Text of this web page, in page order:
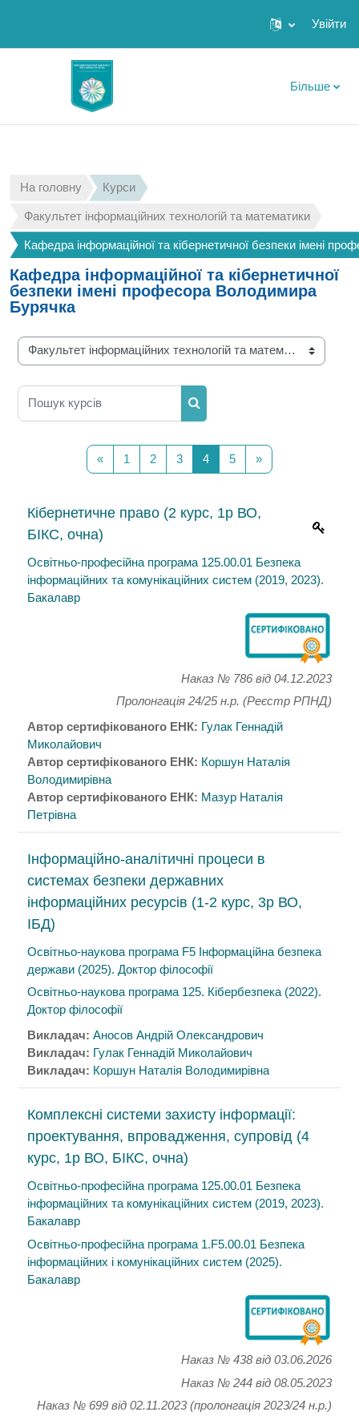
Увійти
Більше
На головну Курси
Факультет інформаційних технологій та математики
Кафедра інформаційної та кібернетичної безпеки імені
Кафедра інформаційної та кібернетичної
безпеки імені професора Володимира
Бурячка
Категорії курсів
Пошук курсів
Пошук курсів
«Попередня сторінка
1 Сторінка 1
2Сторінка 2
3Сторінка 3
4Сторінка 4
5Сторінка 5
»Наступна
Кібернетичне право (2 курс, 1р ВО,
БІКС, очна)
Освітньо-професійна програма 125.00.01 Безпека
інформаційних та комунікаційних систем (2019, 2023).
Бакалавр
Наказ № 786 від 04.12.2023
Пролонгація 24/25 н.р. (Реєстр РПНД)
Автор сертифікованого ЕНК: Гулак Геннадій
Миколайович
Автор сертифікованого ЕНК: Коршун Наталія
Володимирівна
Автор сертифікованого ЕНК: Мазур Наталія
Петрівна
Інформаційно-аналітичні процеси в
системах безпеки державних
інформаційних ресурсів (1-2 курс, 3р ВО,
ІБД)
Освітньо-наукова програма F5 Інформаційна безпека
держави (2025). Доктор філософії
Освітньо-наукова програма 125. Кібербезпека (2022).
Доктор філософії
Викладач:Аносов Андрій Олександрович
Викладач: Гулак Геннадій Миколайович
Викладач: Коршун Наталія Володимирівна
Комплексні системи захисту інформації:
проектування, впровадження, супровід (4
курс, 1р ВО, БІКС, очна)
Освітньо-професійна програма 125.00.01 Безпека
інформаційних та комунікаційних систем (2019, 2023).
Бакалавр
Освітньо-професійна програма 1.F5.00.01 Безпека
інформаційних і комунікаційних систем (2025).
Бакалавр
Наказ № 438від 03.06.2026
Наказ № 244 від 08.05.2023
Наказ № 699 від 02.11.2023 (пролонгація 2023/24 н.р.)